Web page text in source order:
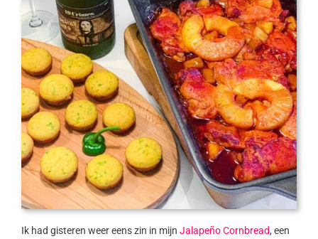
Ik had gisteren weer eens zin in mijn Jalapeño Cornbread, een